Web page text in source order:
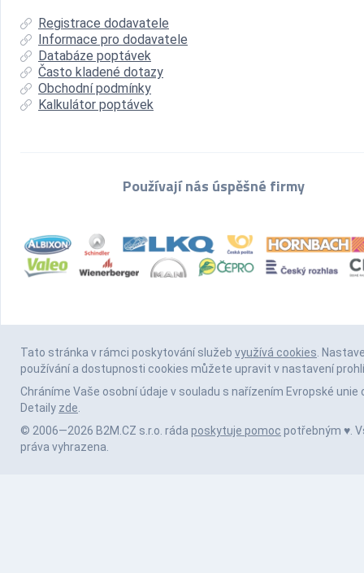
Registrace dodavatele
Informace pro dodavatele
Databáze poptávek
Často kladené dotazy
Obchodní podmínky
Kalkulátor poptávek
Používají nás úspěšné firmy
Tato stránka v rámci poskytování služeb využívá cookies.
používání a dostupnosti cookies můžete upravit v nastavení
Chráníme Vaše osobní údaje v souladu s nařízením Evropské unie
Detaily zde.
© 2006—2026 B2M.CZ s.r.o. ráda poskytuje pomoc potřebným ♥️.
práva vyhrazena.